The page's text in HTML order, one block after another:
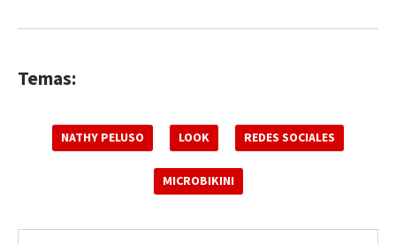
Temas:
NATHY PELUSO LOOK REDES SOCIALES
MICROBIKINI